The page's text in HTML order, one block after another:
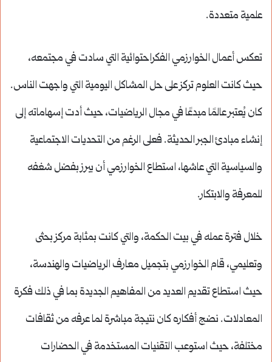
علمية متعددة.
تعكس أعمال الخوارزمي الفكراحتوائية التي سادت في مجتمعه،
حيث كانت العلوم تركز على حل المشاكل اليومية التي واجهت الناس.
كان يُعتبر عالمًا مبدعًا في مجال الرياضيات، حيث أدت إسهاماته إلى
إنشاء مبادئ الجبر الحديثة. فعلى الرغم من التحديات الاجتماعية
والسياسية التي عاشها، استطاع الخوارزمي أن يبرز بفضل شغفه
للمعرفة والابتكار.
خلال فترة عمله في بيت الحكمة، والتي كانت بمثابة مركز بحثى
وتعليمي، قام الخوارزمي بتجميل معارف الرياضيات والهندسة،
حيث استطاع تقديم العديد من المفاهيم الجديدة بما في ذلك فكرة
المعادلات. نضج أفكاره كان نتيجة مباشرة لما عرفه من ثقافات
مختلفة، حيث استوعب التقنيات المستخدمة في الحضارات